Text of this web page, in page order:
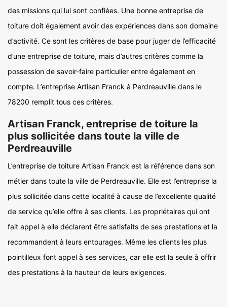
des missions qui lui sont confiées. Une bonne entreprise de
toiture doit également avoir des expériences dans son domaine
d’activité. Ce sont les critères de base pour juger de l’efficacité
d’une entreprise de toiture, mais d’autres critères comme la
possession de savoir-faire particulier entre également en
compte. L’entreprise Artisan Franck à Perdreauville dans le
78200 remplit tous ces critères.
Artisan Franck, entreprise de toiture la
plus sollicitée dans toute la ville de
Perdreauville
L’entreprise de toiture Artisan Franck est la référence dans son
métier dans toute la ville de Perdreauville. Elle est l’entreprise la
plus sollicitée dans cette localité à cause de l’excellente qualité
de service qu’elle offre à ses clients. Les propriétaires qui ont
fait appel à elle déclarent être satisfaits de ses prestations et la
recommandent à leurs entourages. Même les clients les plus
pointilleux font appel à ses services, car elle est la seule à offrir
des prestations à la hauteur de leurs exigences.